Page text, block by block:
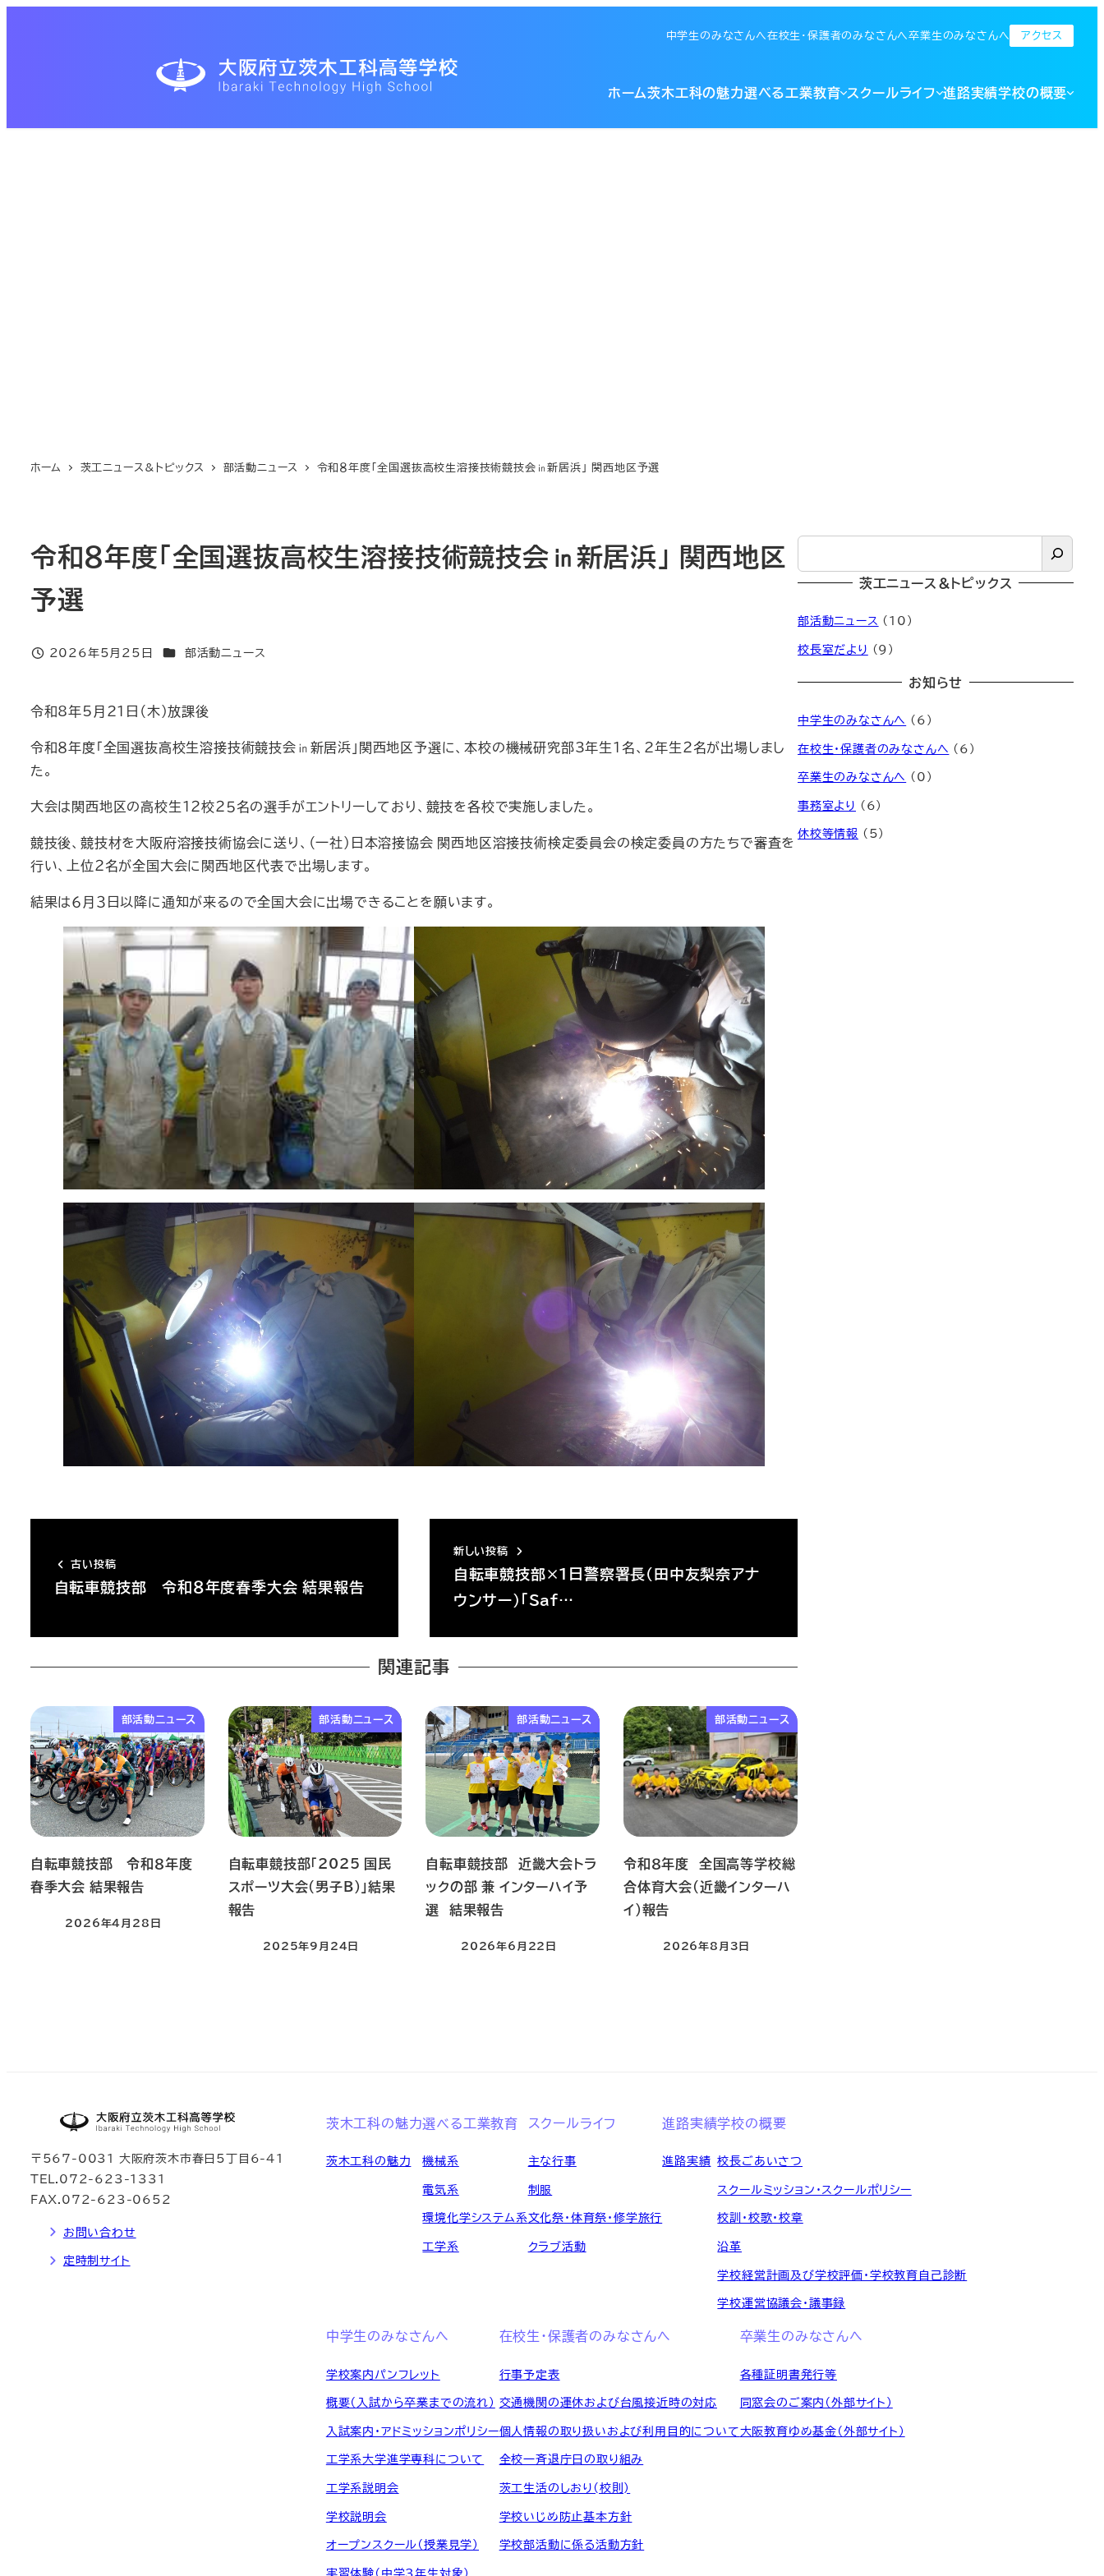
テ
中学生のみなさんへ在校生・保護者のみなさんへ卒業生のみなさんへ アクセス
ホーム茨木工科の魅力選べる工業教育 スクールライフ 進路実績学校の概要
ホーム 茨工ニュース＆トピックス 部活動ニュース 令和８年度「全国選抜高校生溶接技術競技会㏌新居浜」 関西地区予選
令和８年度「全国選抜高校生溶接技術競技会㏌新居浜」 関西地区
予選
投稿日
2026年5月25日 カテゴリー
部活動ニュース
令和8年5月21日（木）放課後
令和８年度「全国選抜高校生溶接技術競技会㏌新居浜」関西地区予選に、本校の機械研究部3年生１名、2年生２名が出場しまし
た。
大会は関西地区の高校生１２校２５名の選手がエントリーしており、競技を各校で実施しました。
競技後、競技材を大阪府溶接技術協会に送り、（一社）日本溶接協会 関西地区溶接技術検定委員会の検定委員の方たちで審査を
行い、上位２名が全国大会に関西地区代表で出場します。
結果は６月３日以降に通知が来るので全国大会に出場できることを願います。
古い投稿
自転車競技部 令和８年度春季大会 結果報告
新しい投稿
自転車競技部×1日警察署長（田中友梨奈アナ
ウンサー）「Saf…
関連記事
部活動ニュース
自転車競技部 令和８年度
春季大会 結果報告
2026年4月28日
部活動ニュース
自転車競技部「2025 国民
スポーツ大会（男子B）」結果
報告
2025年9月24日
部活動ニュース
自転車競技部 近畿大会トラ
ックの部 兼 インターハイ予
選 結果報告
2026年6月22日
部活動ニュース
令和８年度 全国高等学校総
合体育大会（近畿インターハ
イ）報告
2026年8月3日
茨工ニュース＆トピックス
部活動ニュース (10)
校長室だより (9)
お知らせ
中学生のみなさんへ (6)
在校生・保護者のみなさんへ (6)
卒業生のみなさんへ (0)
事務室より (6)
休校等情報 (5)
大阪府立茨木工科高等学校 全日制
〒567-0031 大阪府茨木市春日5丁目6-41
TEL.072-623-1331
FAX.072-623-0652
お問い合わせ
定時制サイト
茨木工科の魅力
茨木工科の魅力
選べる工業教育
機械系
電気系
環境化学システム系
工学系
スクールライフ
主な行事
制服
文化祭・体育祭・修学旅行
クラブ活動
進路実績
進路実績
学校の概要
校長ごあいさつ
スクールミッション・スクールポリシー
校訓・校歌・校章
沿革
学校経営計画及び学校評価・学校教育自己診断
学校運営協議会・議事録
中学生のみなさんへ
学校案内パンフレット
概要（入試から卒業までの流れ）
入試案内・アドミッションポリシー
工学系大学進学専科について
工学系説明会
学校説明会
オープンスクール（授業見学）
実習体験（中学3年生対象）
在校生・保護者のみなさんへ
行事予定表
交通機関の運休および台風接近時の対応
個人情報の取り扱いおよび利用目的について
全校一斉退庁日の取り組み
茨工生活のしおり(校則)
学校いじめ防止基本方針
学校部活動に係る活動方針
卒業生のみなさんへ
各種証明書発行等
同窓会のご案内（外部サイト）
大阪教育ゆめ基金（外部サイト）